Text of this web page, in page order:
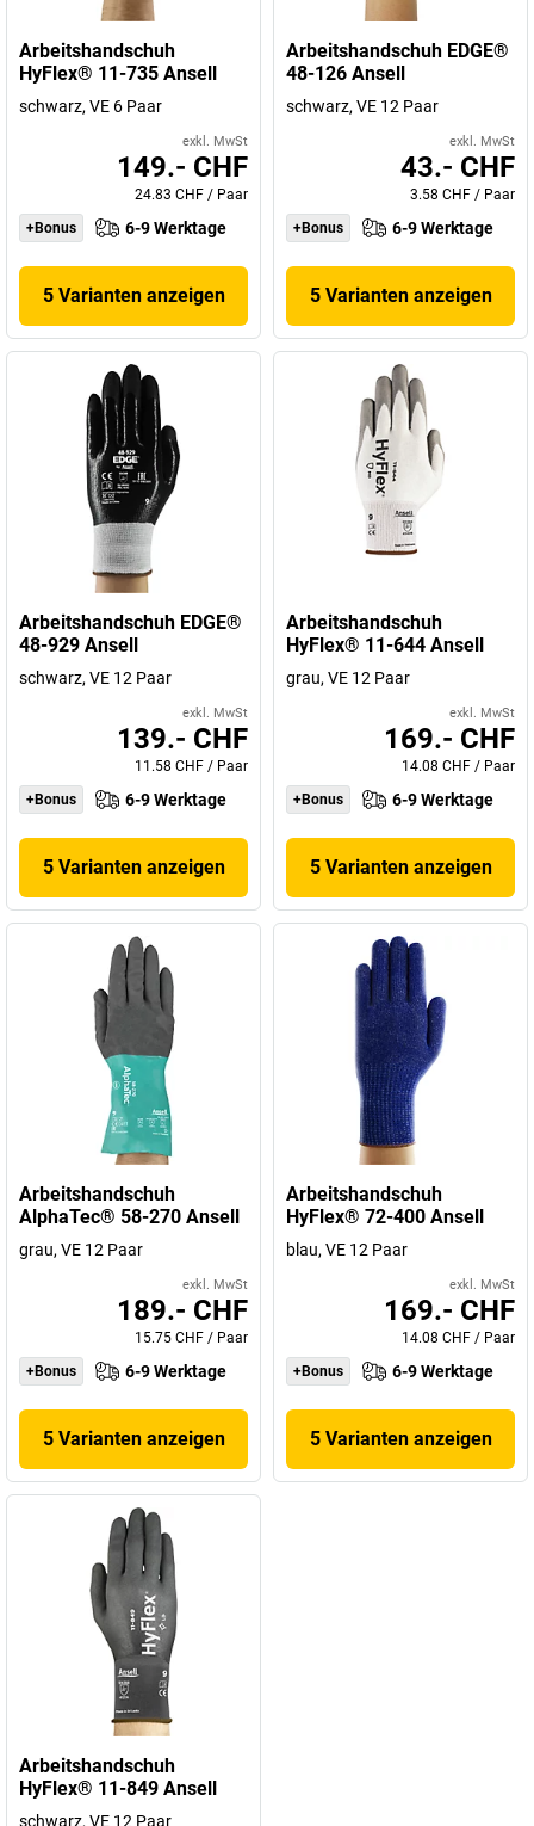
Arbeitshandschuh
HyFlex® 11-735 Ansell
schwarz, VE 6 Paar
exkl. MwSt
149.- CHF
24.83 CHF / Paar
+Bonus
6-9 Werktage
5 Varianten anzeigen
Arbeitshandschuh EDGE®
48-126 Ansell
schwarz, VE 12 Paar
exkl. MwSt
43.- CHF
3.58 CHF / Paar
+Bonus
6-9 Werktage
5 Varianten anzeigen
Arbeitshandschuh EDGE®
48-929 Ansell
schwarz, VE 12 Paar
exkl. MwSt
139.- CHF
11.58 CHF / Paar
+Bonus
6-9 Werktage
5 Varianten anzeigen
Arbeitshandschuh
HyFlex® 11-644 Ansell
grau, VE 12 Paar
exkl. MwSt
169.- CHF
14.08 CHF / Paar
+Bonus
6-9 Werktage
5 Varianten anzeigen
Arbeitshandschuh
AlphaTec® 58-270 Ansell
grau, VE 12 Paar
exkl. MwSt
189.- CHF
15.75 CHF / Paar
+Bonus
6-9 Werktage
5 Varianten anzeigen
Arbeitshandschuh
HyFlex® 72-400 Ansell
blau, VE 12 Paar
exkl. MwSt
169.- CHF
14.08 CHF / Paar
+Bonus
6-9 Werktage
5 Varianten anzeigen
Arbeitshandschuh
HyFlex® 11-849 Ansell
schwarz, VE 12 Paar